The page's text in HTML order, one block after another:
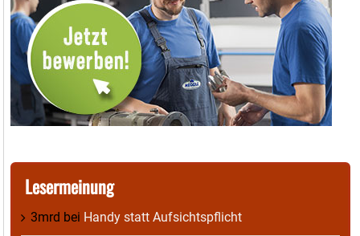
Lesermeinung
3mrd bei Handy statt Aufsichtspflicht